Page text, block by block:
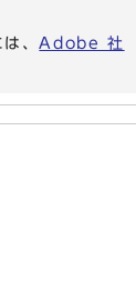
は、Adobe 社